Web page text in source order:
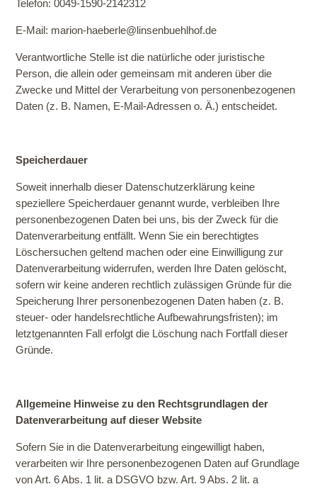
Telefon: 0049-1590-2142312
E-Mail: marion-haeberle@linsenbuehlhof.de
Verantwortliche Stelle ist die natürliche oder juristische
Person, die allein oder gemeinsam mit anderen über die
Zwecke und Mittel der Verarbeitung von personenbezogenen
Daten (z. B. Namen, E-Mail-Adressen o. Ä.) entscheidet.
Speicherdauer
Soweit innerhalb dieser Datenschutzerklärung keine
speziellere Speicherdauer genannt wurde, verbleiben Ihre
personenbezogenen Daten bei uns, bis der Zweck für die
Datenverarbeitung entfällt. Wenn Sie ein berechtigtes
Löschersuchen geltend machen oder eine Einwilligung zur
Datenverarbeitung widerrufen, werden Ihre Daten gelöscht,
sofern wir keine anderen rechtlich zulässigen Gründe für die
Speicherung Ihrer personenbezogenen Daten haben (z. B.
steuer- oder handelsrechtliche Aufbewahrungsfristen); im
letztgenannten Fall erfolgt die Löschung nach Fortfall dieser
Gründe.
Allgemeine Hinweise zu den Rechtsgrundlagen der
Datenverarbeitung auf dieser Website
Sofern Sie in die Datenverarbeitung eingewilligt haben,
verarbeiten wir Ihre personenbezogenen Daten auf Grundlage
von Art. 6 Abs. 1 lit. a DSGVO bzw. Art. 9 Abs. 2 lit. a